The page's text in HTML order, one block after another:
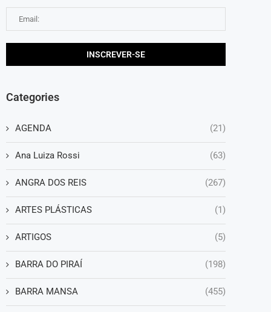
Categories
AGENDA (21)
Ana Luiza Rossi (63)
ANGRA DOS REIS (267)
ARTES PLÁSTICAS (1)
ARTIGOS (5)
BARRA DO PIRAÍ (198)
BARRA MANSA (455)